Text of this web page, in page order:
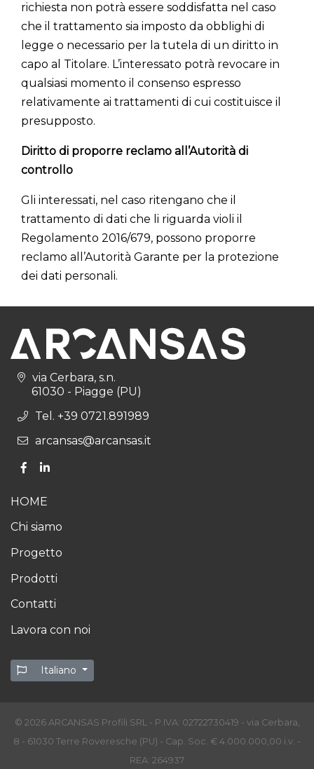
richiesta non potrà essere soddisfatta nel caso
che il trattamento sia imposto da obblighi di
legge o necessario per la tutela di un diritto in
capo al Titolare. L’interessato potrà revocare in
qualsiasi momento il consenso espresso
relativamente ai trattamenti di cui costituisce il
presupposto.
Diritto di proporre reclamo all’Autorità di
controllo
Gli interessati, nel caso ritengano che il
trattamento di dati che li riguarda violi il
Regolamento 2016/679, possono proporre
reclamo all’Autorità Garante per la protezione
dei dati personali.
via Cerbara, s.n.
61030 - Piagge (PU)
Tel. +39 0721.891989
arcansas@arcansas.it
HOME
Chi siamo
Progetto
Prodotti
Contatti
Lavora con noi
Italiano
© 2026 ARCANSAS Profili SRL - P.IVA: 02722730419 - via Cerbara,
8 - 61030 Terre Roveresche (PU) - Cap. Soc. € 4.000.000,00 i.v. -
REA: 264937